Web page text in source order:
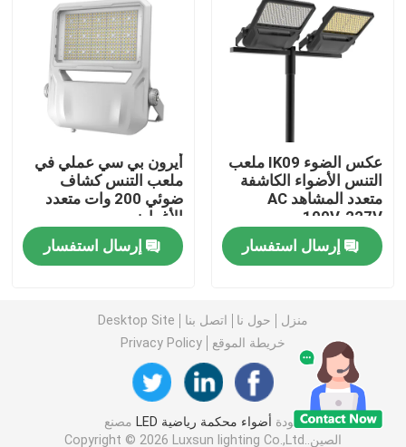
ضوء الفيضانات LED في الهواء الطلق
الأضواء الكاشفة في ملعب التنس
مصابيح الشوارع LED الخارجية
أضواء سبوت LED خارجية
ضوء UFO high bay
أضواء LED الخطية عالية خليج
عكس الضوء IK09 ملعب
التنس الأضواء الكاشفة
متعدد المشاهد AC
100V-227V
إرسال استفسار
أيرون بي سي عملي في
ملعب التنس كشاف
ضوئي 200 وات متعدد
الأغراض
إرسال استفسار
منزل حول نا اتصل بنا
Desktop Site
خريطة الموقع
Privacy Policy
جودة أضواء محكمة رياضية LED
مصنع
الصين.Copyright © 2026 Luxsun lighting Co.,Ltd.